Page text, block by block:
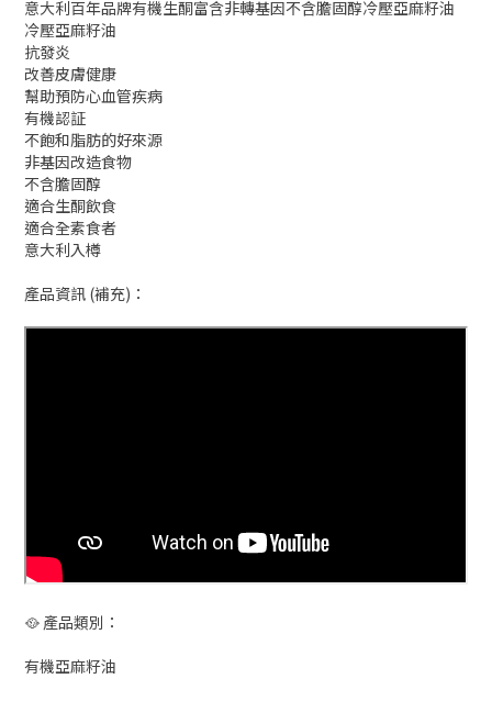
意大利百年品牌有機生酮富含非轉基因不含膽固醇冷壓亞麻籽油
冷壓亞麻籽油
抗發炎
改善皮膚健康
幫助預防心血管疾病
有機認証
不飽和脂肪的好來源
非基因改造食物
不含膽固醇
適合生酮飲食
適合全素食者
意大利入樽
產品資訊 (補充)：
🥘 產品類別：
有機亞麻籽油